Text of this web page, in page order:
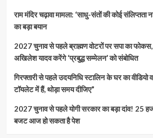
गड्ढे
में
डूबे
तीन
मासूम,
खेलते-
थम
गई
घरों
की
हँसी
राम मंदिर चढ़ावा मामला: ‘साधु-संतों की कोई संलिप्तता
का बड़ा बयान
2027 चुनाव से पहले ब्राह्मण वोटरों पर सपा का
अखिलेश यादव करेंगे ‘प्रबुद्ध सम्मेलन’ को संबोधित
गिरफ्तारी से पहले उदयनिधि स्टालिन के घर का वीडियो
टॉयलेट में हैं, थोड़ा समय दीजिए”
2027 चुनाव से पहले योगी सरकार का बड़ा दांव! 25
बजट आज हो सकता है पेश